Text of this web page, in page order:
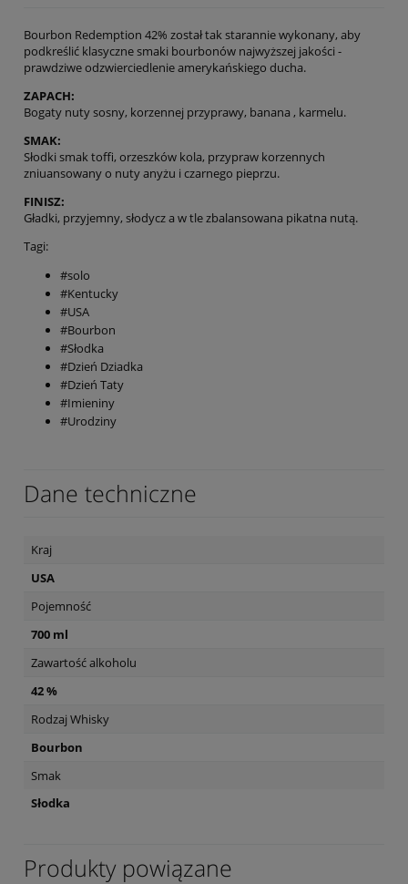
Bourbon Redemption 42% został tak starannie wykonany, aby
podkreślić klasyczne smaki bourbonów najwyższej jakości -
prawdziwe odzwierciedlenie amerykańskiego ducha.
ZAPACH:
Bogaty nuty sosny, korzennej przyprawy, banana , karmelu.
SMAK:
Słodki smak toffi, orzeszków kola, przypraw korzennych
zniuansowany o nuty anyżu i czarnego pieprzu.
FINISZ:
Gładki, przyjemny, słodycz a w tle zbalansowana pikatna nutą.
Tagi:
#solo
#Kentucky
#USA
#Bourbon
#Słodka
#Dzień Dziadka
#Dzień Taty
#Imieniny
#Urodziny
Dane techniczne
Kraj
USA
Pojemność
700 ml
Zawartość alkoholu
42 %
Rodzaj Whisky
Bourbon
Smak
Słodka
Produkty powiązane